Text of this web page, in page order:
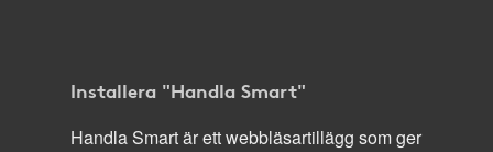
Installera "Handla Smart"
Handla Smart är ett webbläsartillägg som ger